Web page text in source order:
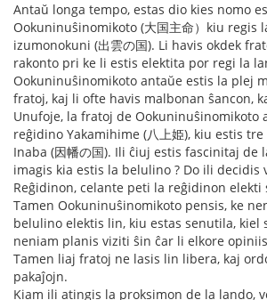
Antaŭ longa tempo, estas dio kies nomo
Ookuninuŝinomikoto (大国主命）kiu regis
izumonokuni (出雲の国). Li havis okdek
rakonto pri ke li estis elektita por regi la
Ookuninuŝinomikoto antaŭe estis la plej
fratoj, kaj li ofte havis malbonan ŝancon,
Unufoje, la fratoj de Ookuninuŝinomikoto
reĝidino Yakamihime (八上姫), kiu estis
Inaba (因幡の国). Ili ĉiuj estis fascinitaj de
imagis kia estis la belulino ? Do ili decidis
Reĝidinon, celante peti la reĝidinon elekti
Tamen Ookuninuŝinomikoto pensis, ke
belulino elektis lin, kiu estas senutila, kiel
neniam planis viziti ŝin ĉar li elkore
Tamen liaj fratoj ne lasis lin libera, kaj
pakaĵojn.
Kiam ili atingis la proksimon de la lando,